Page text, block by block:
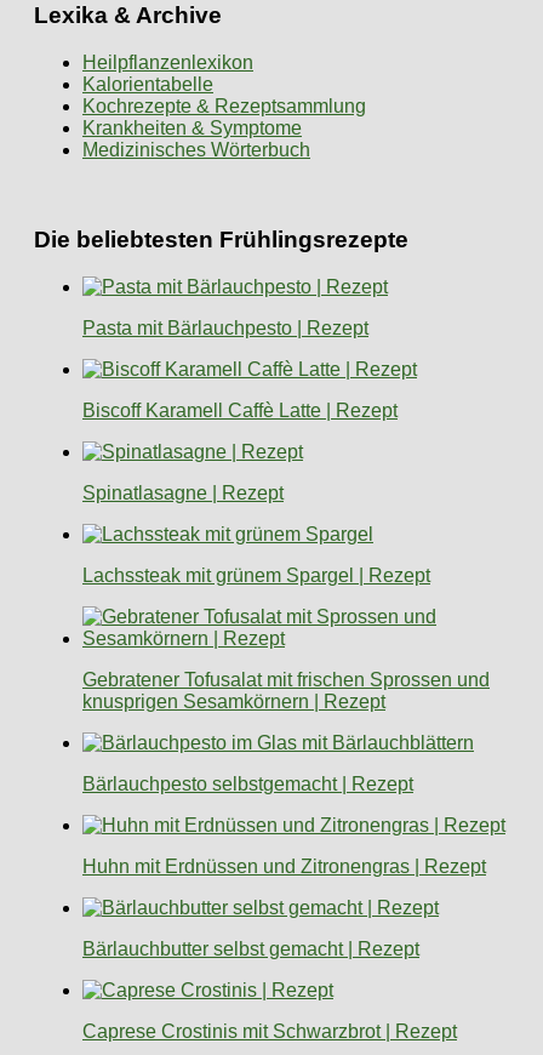
Lexika & Archive
Heilpflanzenlexikon
Kalorientabelle
Kochrezepte & Rezeptsammlung
Krankheiten & Symptome
Medizinisches Wörterbuch
Die beliebtesten Frühlingsrezepte
Pasta mit Bärlauchpesto | Rezept
Biscoff Karamell Caffè Latte | Rezept
Spinatlasagne | Rezept
Lachssteak mit grünem Spargel | Rezept
Gebratener Tofusalat mit frischen Sprossen und
knusprigen Sesamkörnern | Rezept
Bärlauchpesto selbstgemacht | Rezept
Huhn mit Erdnüssen und Zitronengras | Rezept
Bärlauchbutter selbst gemacht | Rezept
Caprese Crostinis mit Schwarzbrot | Rezept